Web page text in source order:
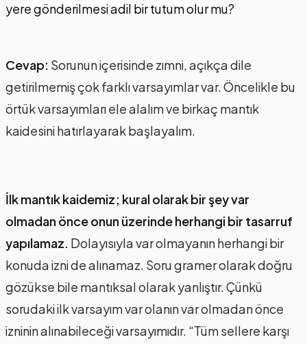
yere gönderilmesi adil bir tutum olur mu?
Cevap: Sorunun içerisinde zımni, açıkça dile
getirilmemiş çok farklı varsayımlar var. Öncelikle bu
örtük varsayımları ele alalım ve birkaç mantık
kaidesini hatırlayarak başlayalım.
İlk mantık kaidemiz; kural olarak bir şey var
olmadan önce onun üzerinde herhangi bir tasarruf
yapılamaz. Dolayısıyla var olmayanın herhangi bir
konuda izni de alınamaz. Soru gramer olarak doğru
gözükse bile mantıksal olarak yanlıştır. Çünkü
sorudaki ilk varsayım var olanın var olmadan önce
izninin alınabileceği varsayımıdır. “Tüm sellere karşı